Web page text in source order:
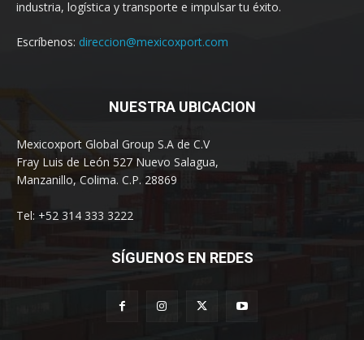
industria, logística y transporte e impulsar tu éxito.
Escríbenos: direccion@mexicoxport.com
NUESTRA UBICACION
Mexicoxport Global Group S.A de C.V
Fray Luis de León 527 Nuevo Salagua,
Manzanillo, Colima. C.P. 28869
Tel: +52 314 333 3222
SÍGUENOS EN REDES